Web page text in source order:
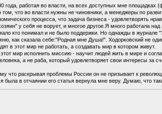
года, работая во власти, на всех доступных мне площадках
что во власти нужны не чиновники, а менеджеры по
процесса, что задача бизнеса - удовлетворять
у себя не ворует, и многое другое.Я много работала
кто понимал и не было поддержки. Но однажды в журнале
как сказала себе:"Родная мне Душа!". Ходорковский не
в этот мир не работать, а создавать мир в котором живут.
мир исполнить миссию - научит людей жить в мире и
а не раба, который удовлетворяет свои интересы за
что раскрывая проблемы России он не призывает к
в отчаянии его статья вернула мне веру. Думаю, что